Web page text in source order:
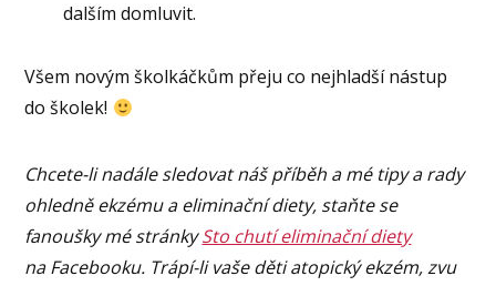
dalším domluvit.
Všem novým školkáčkům přeju co nejhladší nástup
do školek!
Chcete-li nadále sledovat náš příběh a mé tipy a rady
ohledně ekzému a eliminační diety, staňte se
fanoušky mé stránkySto chutí eliminační diety
na Facebooku. Trápí-li vaše děti atopický ekzém, zvu